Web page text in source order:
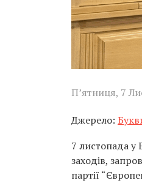
П’ятниця, 7
Джерело:
7 листопада у
заходів,
партії